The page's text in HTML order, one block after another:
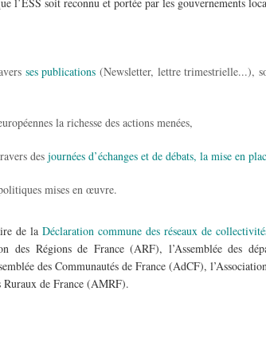
ses publications (Newsletter, lettre trimestrielle...),
la richesse des actions menées,
des journées d’échanges et de débats, la mise en
mises en œuvre.
de la Déclaration commune des réseaux de
des Régions de France (ARF), l’Assemblée des
des Communautés de France (AdCF),
Ruraux de France (AMRF).